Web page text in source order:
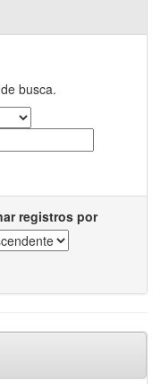
busca.
registros por